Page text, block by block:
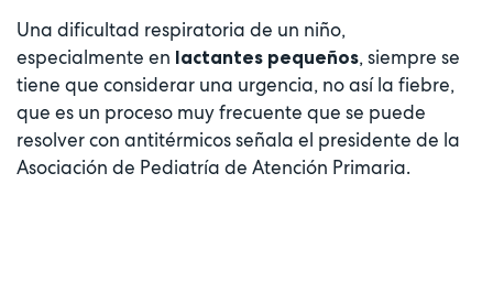
Una dificultad respiratoria de un niño,
especialmente en lactantes pequeños, siempre se
tiene que considerar una urgencia, no así la fiebre,
que es un proceso muy frecuente que se puede
resolver con antitérmicos señala el presidente de la
Asociación de Pediatría de Atención Primaria.